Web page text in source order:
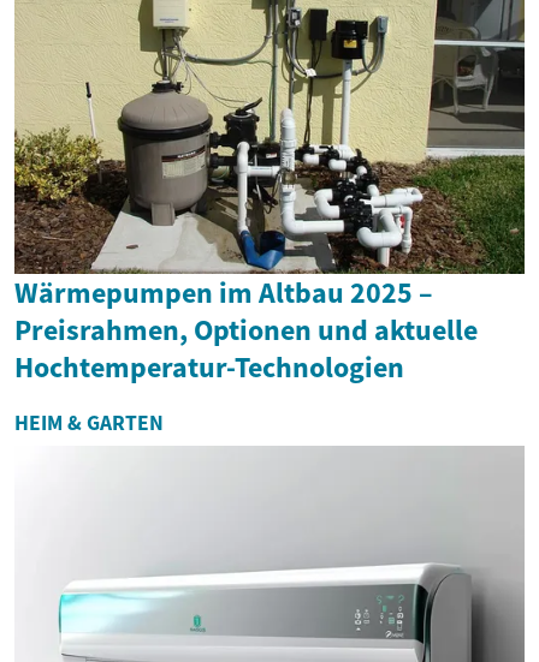
Wärmepumpen im Altbau 2025 –
Preisrahmen, Optionen und aktuelle
Hochtemperatur-Technologien
HEIM & GARTEN